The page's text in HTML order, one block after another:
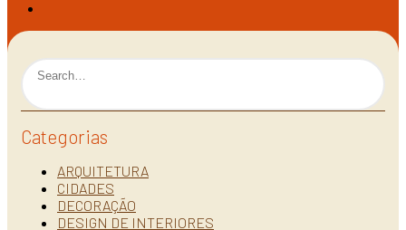
Categorias
ARQUITETURA
CIDADES
DECORAÇÃO
DESIGN DE INTERIORES